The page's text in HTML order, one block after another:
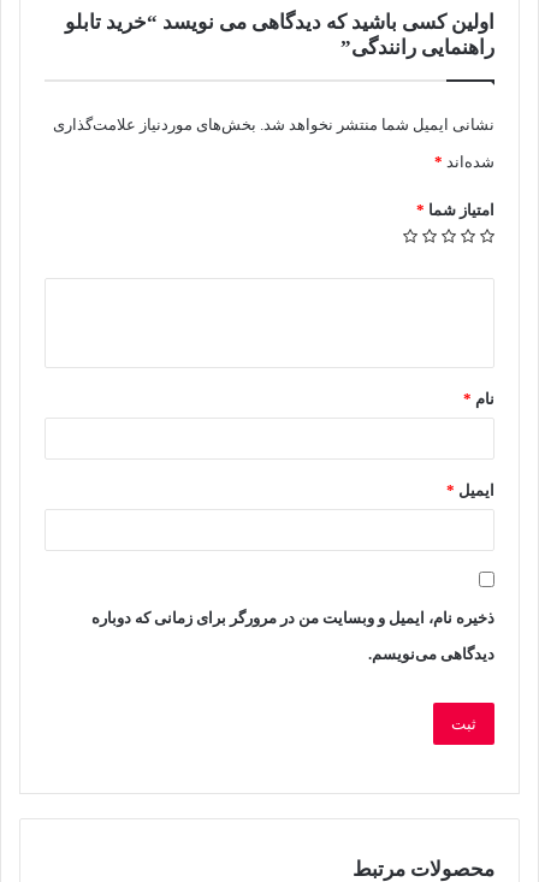
اولین کسی باشید که دیدگاهی می نویسد “خرید تابلو
راهنمایی رانندگی”
نشانی ایمیل شما منتشر نخواهد شد. بخش‌های موردنیاز علامت‌گذاری
شده‌اند *
امتیاز شما *
د
گ
ش
م
ا
*
نام *
ایمیل *
ذخیره نام، ایمیل و وبسایت من در مرورگر برای زمانی که دوباره
دیدگاهی می‌نویسم.
محصولات مرتبط